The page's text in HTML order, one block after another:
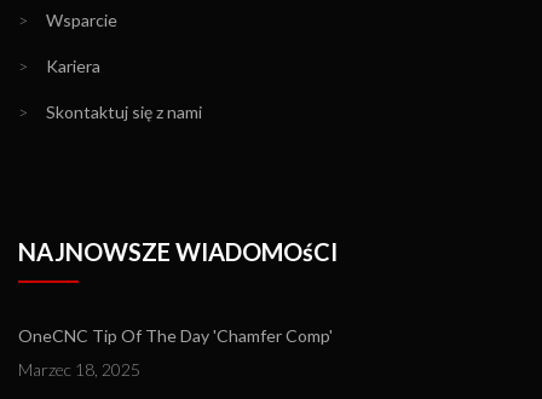
> Wsparcie
> Kariera
> Skontaktuj się z nami
NAJNOWSZE WIADOMOśCI
OneCNC Tip Of The Day 'Chamfer Comp'
Marzec 18, 2025